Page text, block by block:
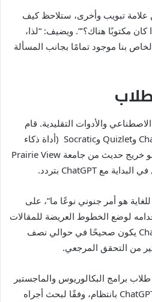
علامة تبويب وأخرى، ستلاحظ كيف
كان مكتوبًا هناك؟’”. ويضيف: “لذا،
بنا موجود تمامًا بجانب المسألة
والأدوات التقليدية. قام
براين ويتلي بالجمع بين ChatGPT وQuizlet وSocratic (أداة ذكاء
اصطناعي أخرى) للدراسة. وهو خريج حديث من جامعة Prairie View
هو أمر جنوني نوعًا ما”، على
لوضع الخطوط العريضة للمقالات
ومهام أخرى. ويقول إن ChatGPT يكون صحيحًا في حوالي نصف
من التحقق المرجعي.
واحدًا من 66% من طلاب برامج البكالوريوس والماجستير
والدكتوراه الذين يستخدمون ChatGPT بانتظام، وفقًا لبحث أجراه